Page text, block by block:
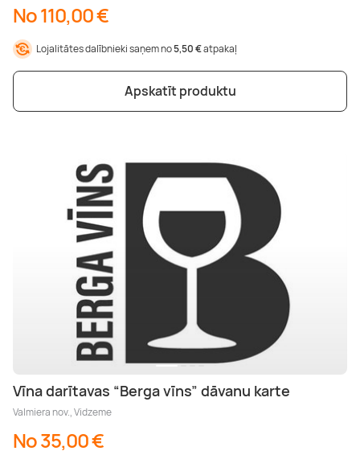
No 110,00 €
Lojalitātes dalībnieki saņem no5,50 €atpakaļ
Apskatīt produktu
Vīna darītavas “Berga vīns” dāvanu karte
Valmiera nov., Vidzeme
No 35,00 €